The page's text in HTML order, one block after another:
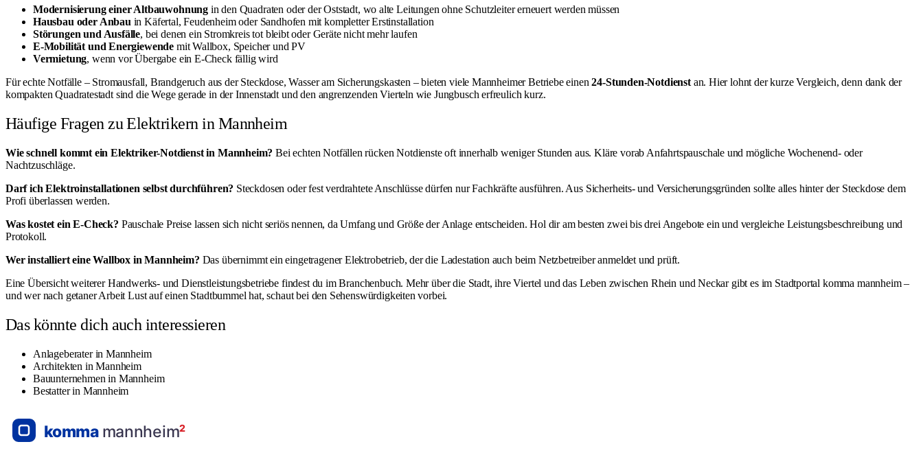
Modernisierung einer Altbauwohnung in den Quadraten oder der Oststadt, wo alte Leitungen ohne Schutzleiter erneuert werden müssen
Hausbau oder Anbauin Käfertal, Feudenheim oder Sandhofen mit kompletter Erstinstallation
Störungen und Ausfälle, bei denen ein Stromkreis tot bleibt oder Geräte nicht mehr laufen
E-Mobilität und Energiewende mit Wallbox, Speicher und PV
Vermietung, wenn vor Übergabe ein E-Check fällig wird
Für echte Notfälle – Stromausfall, Brandgeruch aus der Steckdose, Wasser am Sicherungskasten – bieten viele Mannheimer Betriebe einen24-Stunden-Notdienstan. Hier lohnt der kurze Vergleich, denn dank der
kompakten Quadratestadt sind die Wege gerade in der Innenstadt und den angrenzenden Vierteln wie Jungbusch erfreulich kurz.
Häufige Fragen zu Elektrikern in Mannheim
Wie schnell kommt ein Elektriker-Notdienst in Mannheim? Bei echten Notfällen rücken Notdienste oft innerhalb weniger Stunden aus. Kläre vorab Anfahrtspauschale und mögliche Wochenend- oder
Nachtzuschläge.
Darf ich Elektroinstallationen selbst durchführen? Steckdosen oder fest verdrahtete Anschlüsse dürfen nur Fachkräfte ausführen. Aus Sicherheits- und Versicherungsgründen sollte alles hinter der Steckdose dem
Profi überlassen werden.
Was kostet ein E-Check? Pauschale Preise lassen sich nicht seriös nennen, da Umfang und Größe der Anlage entscheiden. Hol dir am besten zwei bis drei Angebote ein und vergleiche Leistungsbeschreibung und
Protokoll.
Wer installiert eine Wallbox in Mannheim? Das übernimmt ein eingetragener Elektrobetrieb, der die Ladestation auch beim Netzbetreiber anmeldet und prüft.
Eine Übersicht weiterer Handwerks- und Dienstleistungsbetriebe findest du imBranchenbuch. Mehr über die Stadt, ihre Viertel und das Leben zwischen Rhein und Neckar gibt es im Stadtportal komma mannheim–
und wer nach getaner Arbeit Lust auf einen Stadtbummel hat, schaut bei den Sehenswürdigkeiten vorbei.
Das könnte dich auch interessieren
Anlageberater in Mannheim
Architekten in Mannheim
Bauunternehmen in Mannheim
Bestatter in Mannheim